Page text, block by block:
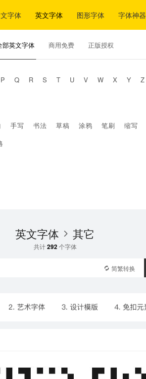
字体 英文字体 图形字体 字体神器
部英文字体 商用免费 正版授权
P Q R S T U V W X Y Z
手写 书法 草稿 涂鸦 笔刷 缩写
英文字体 其它
共计 292 个字体
简繁转换